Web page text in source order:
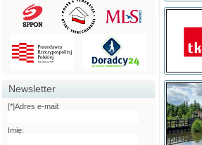
Newsletter
[*]Adres e-mail:
Imię: